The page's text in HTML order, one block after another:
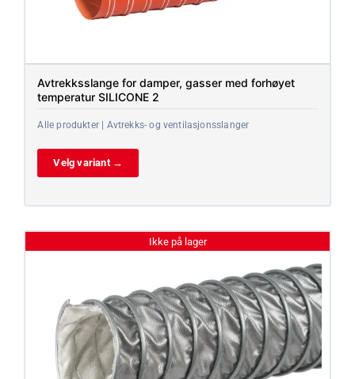
Avtrekksslange for damper, gasser med forhøyet
temperatur SILICONE 2
Alle produkter | Avtrekks- og ventilasjonsslanger
Velg variant →
Ikke på lager